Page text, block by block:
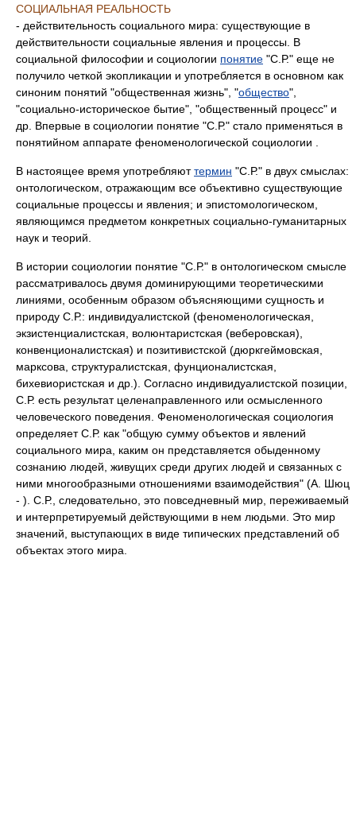
СОЦИАЛЬНАЯ РЕАЛЬНОСТЬ
- действительность социального мира: существующие в
действительности социальные явления и процессы. В
социальной философии и социологии понятие "С.Р." еще не
получило четкой экопликации и употребляется в основном как
синоним понятий "общественная жизнь", "общество",
"социально-историческое бытие", "общественный процесс" и
др. Впервые в социологии понятие "С.Р." стало применяться в
понятийном аппарате феноменологической социологии .
В настоящее время употребляюттермин "С.Р." в двух смыслах:
онтологическом, отражающим все объективно существующие
социальные процессы и явления; и эпистомологическом,
являющимся предметом конкретных социально-гуманитарных
наук и теорий.
В истории социологии понятие "С.Р." в онтологическом смысле
рассматривалось двумя доминирующими теоретическими
линиями, особенным образом объясняющими сущность и
природу С.Р.: индивидуалистской (феноменологическая,
экзистенциалистская, волюнтаристская (веберовская),
конвенционалистская) и позитивистской (дюркгеймовская,
марксова, структуралистская, фунционалистская,
бихевиористская и др.). Согласно индивидуалистской позиции,
С.Р. есть результат целенаправленного или осмысленного
человеческого поведения. Феноменологическая социология
определяет С.Р. как "общую сумму объектов и явлений
социального мира, каким он представляется обыденному
сознанию людей, живущих среди других людей и связанных с
ними многообразными отношениями взаимодействия" (А. Шюц
- ). С.Р., следовательно, это повседневный мир, переживаемый
и интерпретируемый действующими в нем людьми. Это мир
значений, выступающих в виде типических представлений об
объектах этого мира.